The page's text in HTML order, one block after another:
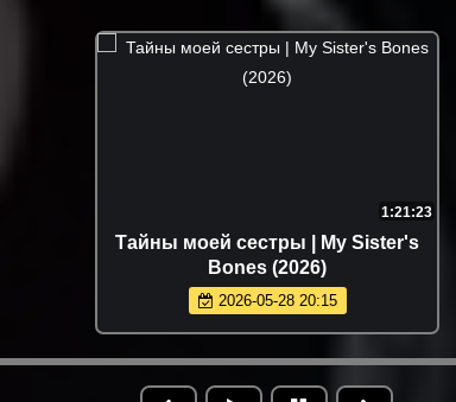
1:21:23
Тайны моей сестры | My Sister's
Bones (2026)
2026-05-28 20:15